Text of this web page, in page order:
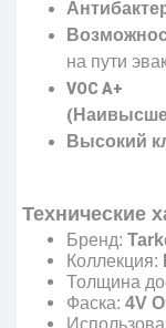
на пути
VOC A+
(
Высокий
Технические
Бренд:
Коллекция:
Толщина
Фаска: 4V